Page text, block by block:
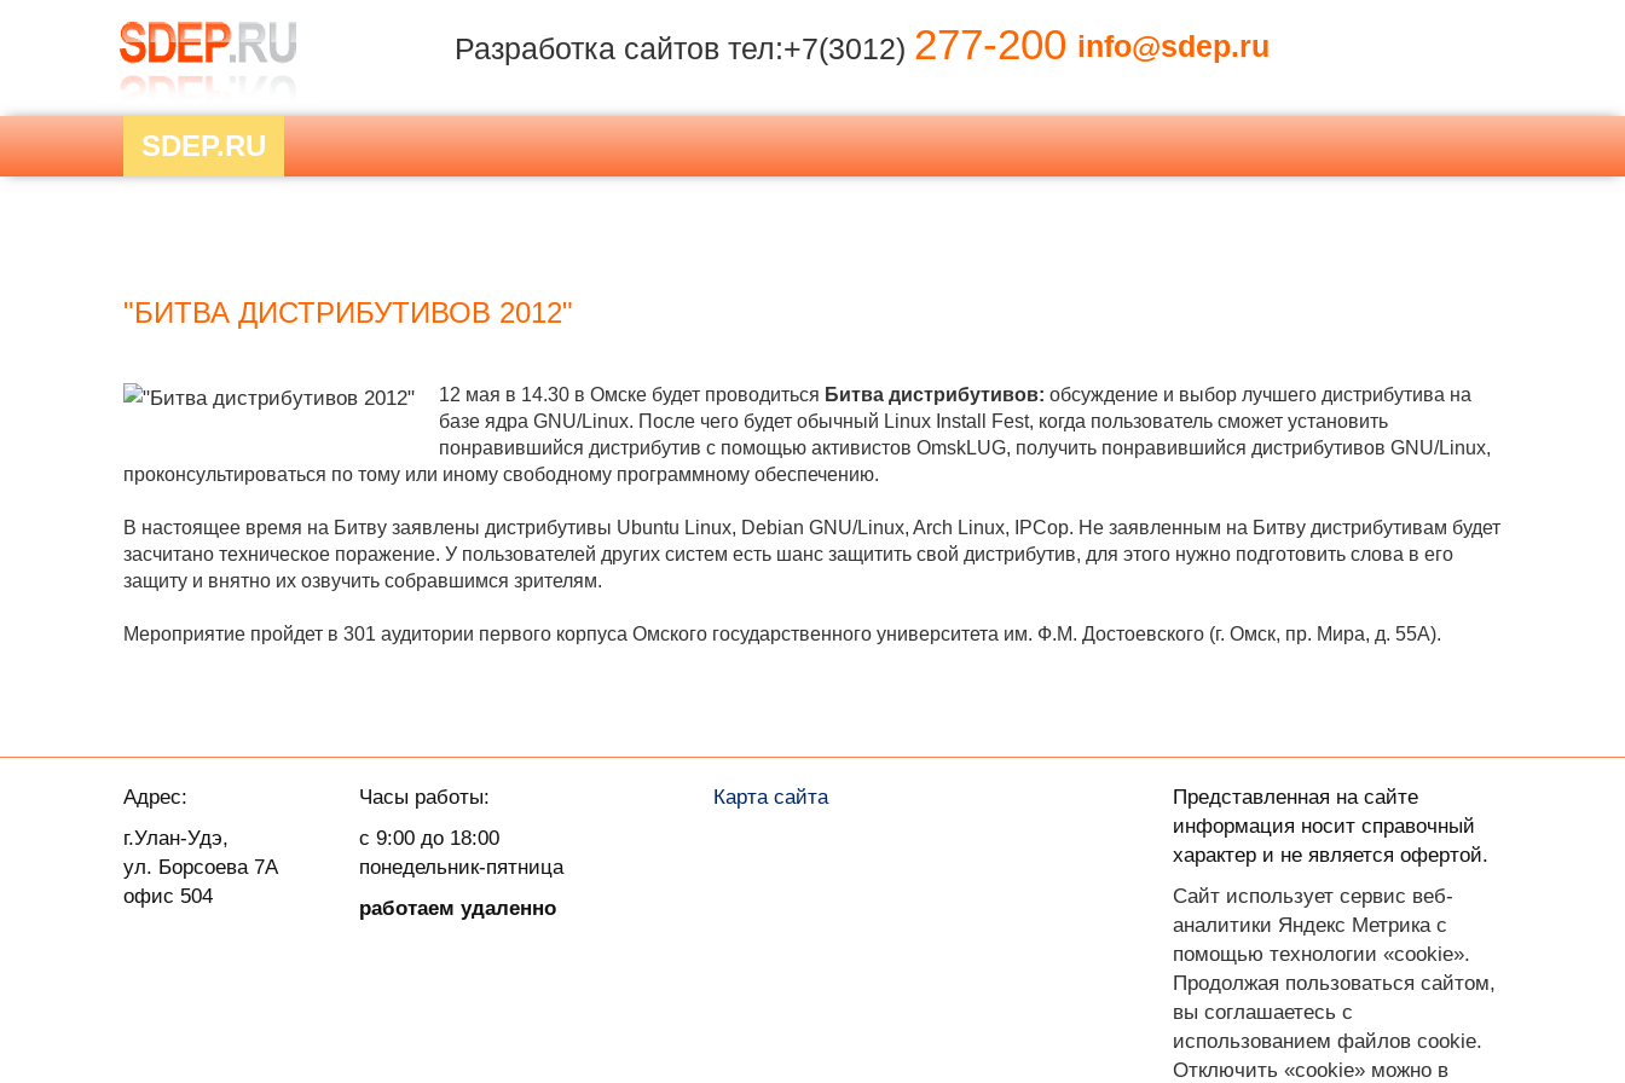
Разработка сайтов тел:+7(3012) 277-200info@sdep.ru
SDEP.RU
"БИТВА ДИСТРИБУТИВОВ 2012"
12 мая в 14.30 в Омске будет проводиться Битва дистрибутивов: обсуждение и выбор лучшего дистрибутива на
базе ядра GNU/Linux. После чего будет обычный Linux Install Fest, когда пользователь сможет установить
понравившийся дистрибутив с помощью активистов OmskLUG, получить понравившийся дистрибутивов GNU/Linux,
проконсультироваться по тому или иному свободному программному обеспечению.
В настоящее время на Битву заявлены дистрибутивы Ubuntu Linux, Debian GNU/Linux, Arch Linux, IPCop. Не заявленным на Битву дистрибутивам будет
засчитано техническое поражение. У пользователей других систем есть шанс защитить свой дистрибутив, для этого нужно подготовить слова в его
защиту и внятно их озвучить собравшимся зрителям.
Мероприятие пройдет в 301 аудитории первого корпуса Омского государственного университета им. Ф.М. Достоевского (г. Омск, пр. Мира, д. 55А).
Адрес:
г.Улан-Удэ,
ул. Борсоева 7А
офис 504
Часы работы:
с 9:00 до 18:00
понедельник-пятница
работаем удаленно
Карта сайта
Представленная на сайте
информация носит справочный
характер и не является офертой.
Сайт использует сервис веб-
аналитики Яндекс Метрика с
помощью технологии «cookie».
Продолжая пользоваться сайтом,
вы соглашаетесь с
использованием файлов cookie.
Отключить «cookie» можно в